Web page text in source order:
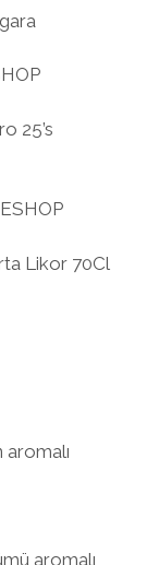
25’s
Likor 70Cl
aromalı